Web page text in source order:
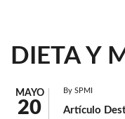
DIETA Y
MAYO
20
By SPMI
Artículo